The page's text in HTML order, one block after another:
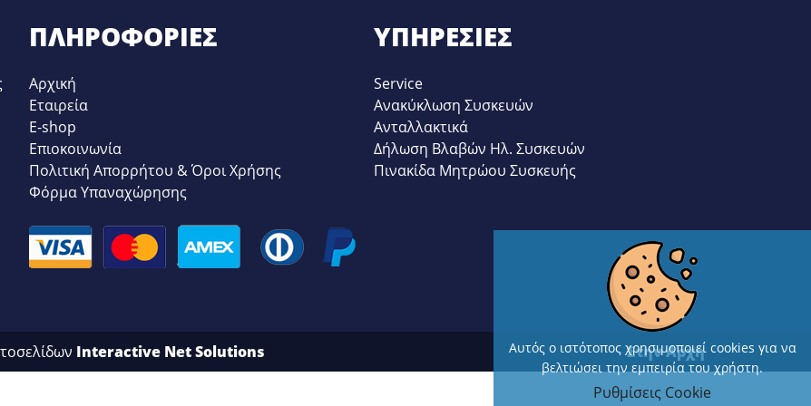
ΠΛΗΡΟΦΟΡΊΕΣ
Αρχική
Εταιρεία
E-shop
Επιοκοινωνία
Πολιτική Απορρήτου & Όροι Χρήσης
Φόρμα Υπαναχώρησης
ΥΠΗΡΕΣΊΕΣ
Service
Ανακύκλωση Συσκευών
Ανταλλακτικά
Δήλωση Βλαβών Ηλ. Συσκευών
Πινακίδα Μητρώου Συσκευής
Interactive Net Solutions Στην Αρχή
Αυτός ο ιστότοπος χρησιμοποιεί cookies για να
βελτιώσει την εμπειρία του χρήστη.
Ρυθμίσεις Cookie